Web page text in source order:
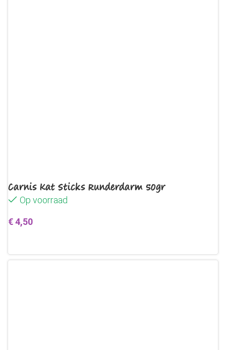
Carnis Kat Sticks Runderdarm 50gr
Op voorraad
€4,50